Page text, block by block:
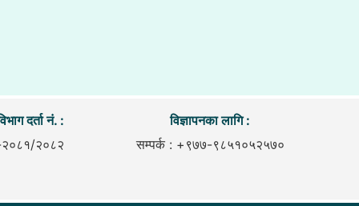
दर्ता नं. :
२०८२
विज्ञापनका लागि :
सम्पर्क : +९७७-९८५१०५२५७०